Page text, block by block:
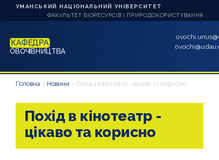
УМАНСЬКИЙ НАЦІОНАЛЬНИЙ УНІВЕРСИТЕТ
ФАКУЛЬТЕТ БІОРЕСУРСІВ І ПРИРОДОКОРИСТУВАННЯ
КАФЕДРА
ОВОЧІВНИЦТВА
ПРО КАФЕДРУ
АБІТУРІЄНТУ
СТУДЕНТУ
Головна » Новини » Похід в кінотеатр - цікаво та корисно
Похід в кінотеатр -
цікаво та корисно